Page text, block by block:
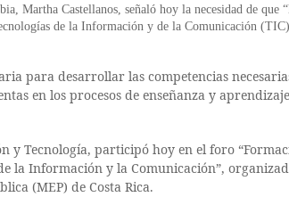
Martha Castellanos, señaló hoy la necesidad de que
de la Información y de la Comunicación
para desarrollar las competencias
en los procesos de enseñanza y
y Tecnología, participó hoy en el foro
la Información y la Comunicación”,
(MEP) de Costa Rica.